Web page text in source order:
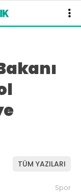
TÜM YAZILARI
Spor